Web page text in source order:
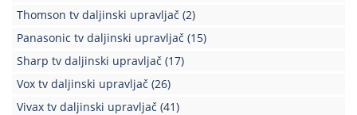
Kablovi
priključci
tehnika
Thomson tv daljinski upravljač (2)
Panasonic tv daljinski upravljač (15)
Sharp tv daljinski upravljač (17)
Vox tv daljinski upravljač (26)
Vivax tv daljinski upravljač (41)